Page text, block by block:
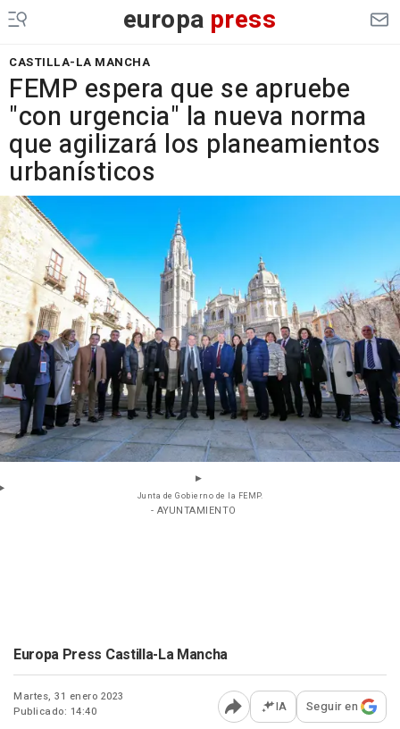
europa press
CASTILLA-LA MANCHA
FEMP espera que se apruebe
"con urgencia" la nueva norma
que agilizará los planeamientos
urbanísticos
Junta de Gobierno de la FEMP.
- AYUNTAMIENTO
Europa Press Castilla-La Mancha
Martes, 31 enero 2023
Publicado: 14:40
Abrir opciones para
IA Seguir en